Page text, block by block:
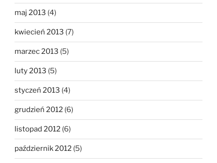
maj 2013 (4)
kwiecień 2013 (7)
marzec 2013 (5)
luty 2013 (5)
styczeń 2013 (4)
grudzień 2012 (6)
listopad 2012 (6)
październik 2012 (5)